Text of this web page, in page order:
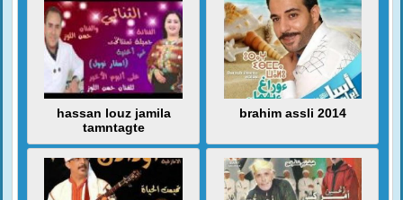
hassan louz jamila
tamntagte
brahim assli 2014